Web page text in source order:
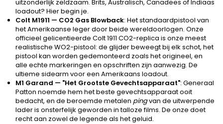
uitzonderlijk zeldzaam. Brits, Australisch, Canadees of Indiaas
loadout? Hier begin je.
Colt M1911 — CO2 Gas Blowback: Het standaardpistool van
het Amerikaanse leger door beide wereldoorlogen. Onze
officieel gelicentieerde Colt 1911 CO2-replica is onze meest
realistische WO2-pistool: de glijder beweegt bij elk schot, het
pistool kan worden gedemonteerd zoals het origineel, en
alle echte markeringen en opschriften zijn aanwezig. De
ultieme sidearm voor een Amerikaans loadout.
M1 Garand — "Het Grootste Gevechtsapparaat": Generaal
Patton noemde hem het beste gevechtsapparaat ooit
bedacht, en de beroemde metalen pingvan de uitwerpende
lader is onsterfelijk geworden in talloze films. De onze doet
recht aan zowel de legende als het geluid.